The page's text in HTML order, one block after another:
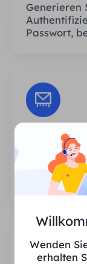
Generieren
Passwort,
Es gibt
Anzahl der
Wenden
erhalten